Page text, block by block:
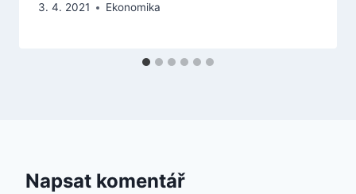
3. 4. 2021 Ekonomika
Napsat komentář